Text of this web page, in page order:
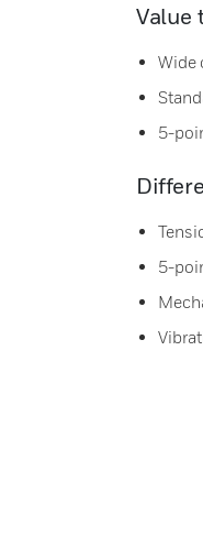
Value
Wide
5-
5-